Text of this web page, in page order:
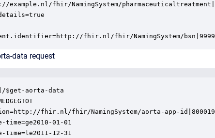
example.nl/fhir/NamingSystem/
fhir.nl/fhir/NamingSystem/
data request
$get-aorta-data
fhir.nl/fhir/NamingSystem/aorta-app-
01-01
time=le2011-12-31